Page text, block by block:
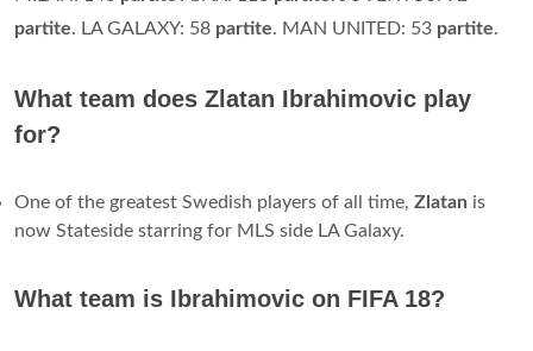
partite. LA GALAXY: 58 partite. MAN UNITED: 53 partite.
What team does Zlatan Ibrahimovic play
for?
One of the greatest Swedish players of all time, Zlatan is
now Stateside starring for MLS side LA Galaxy.
What team is Ibrahimovic on FIFA 18?